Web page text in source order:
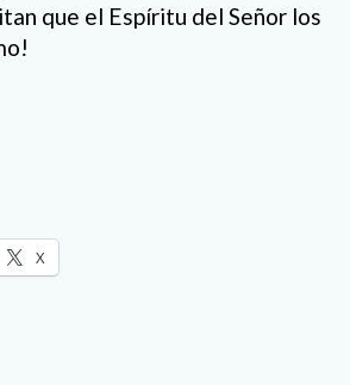
que el Espíritu del Señor los
X